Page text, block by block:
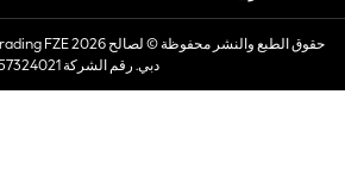
Dresses
Occasionwear
Sets & Outfits
دبي. رقم الشركة 57324021